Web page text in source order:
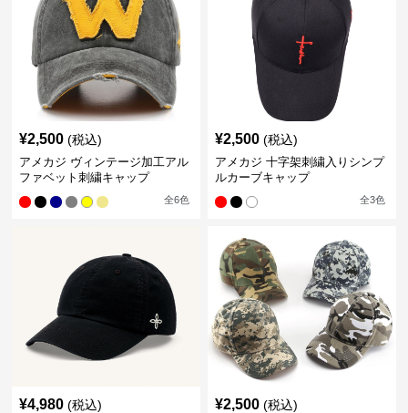
¥2,500 (税込)
アメカジ ヴィンテージ加工アル
ファベット刺繍キャップ
全6色
¥2,500 (税込)
アメカジ 十字架刺繍入りシンプ
ルカーブキャップ
全3色
¥4,980 (税込) ¥2,500 (税込)